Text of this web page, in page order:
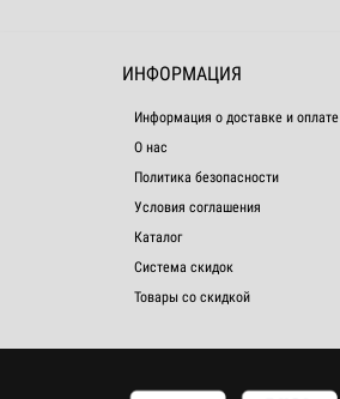
ИНФОРМАЦИЯ
Информация о доставке и оплате
О нас
Политика безопасности
Условия соглашения
Каталог
Система скидок
Товары со скидкой